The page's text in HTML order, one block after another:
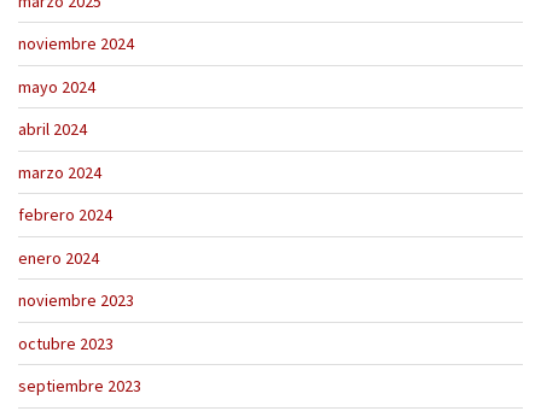
noviembre 2024
mayo 2024
abril 2024
marzo 2024
febrero 2024
enero 2024
noviembre 2023
octubre 2023
septiembre 2023